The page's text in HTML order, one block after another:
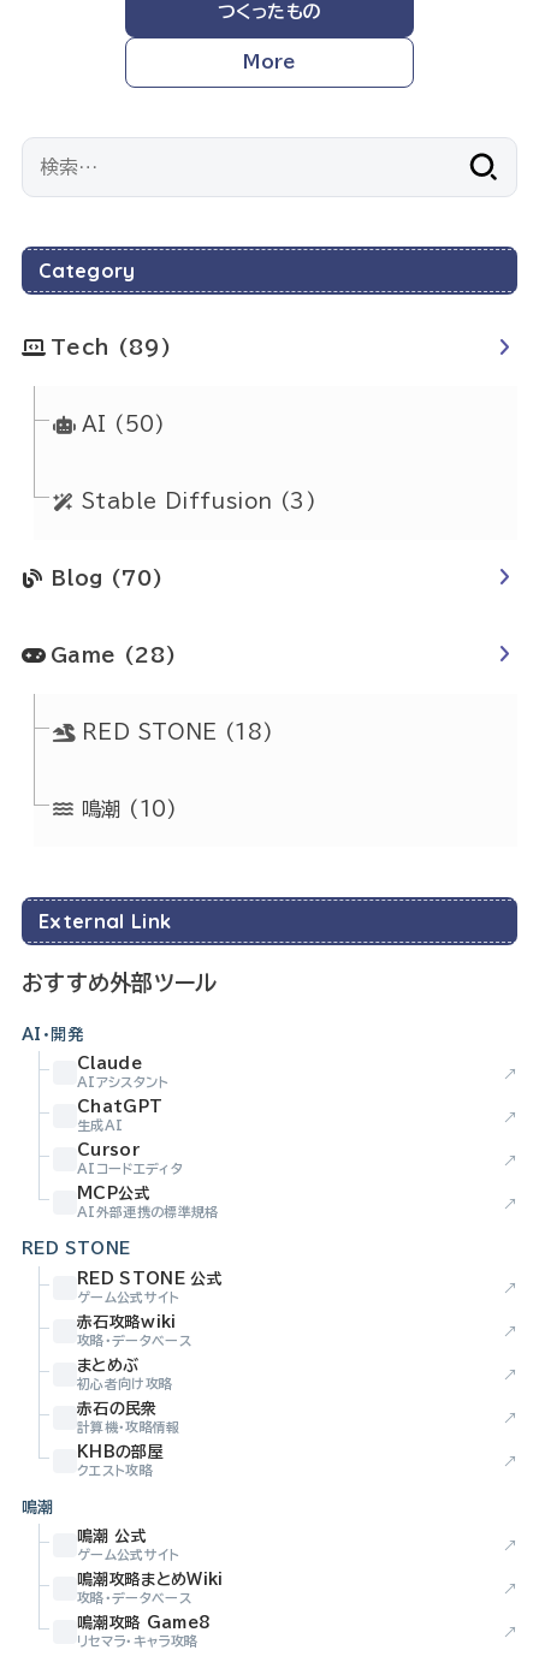
つくったもの
More
Category
Tech (89)
AI (50)
Stable Diffusion (3)
Blog (70)
Game (28)
RED STONE (18)
鳴潮 (10)
External Link
おすすめ外部ツール
AI・開発
Claude
AIアシスタント
↗
ChatGPT
生成AI
↗
Cursor
AIコードエディタ
↗
MCP公式
AI外部連携の標準規格
↗
RED STONE
RED STONE 公式
ゲーム公式サイト
↗
赤石攻略wiki
攻略・データベース
↗
まとめぶ
初心者向け攻略
↗
赤石の民衆
計算機・攻略情報
↗
KHBの部屋
クエスト攻略
↗
鳴潮
鳴潮 公式
ゲーム公式サイト
↗
鳴潮攻略まとめWiki
攻略・データベース
↗
鳴潮攻略 Game8
リセマラ・キャラ攻略
↗